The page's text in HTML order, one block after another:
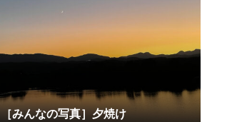
［みんなの写真］夕焼け